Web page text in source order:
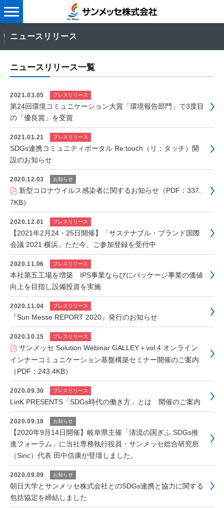
メ
ュ
ー
ニュースリリース
ニュースリリース一覧
2021.03.05 プレスリリース
第24回環境コミュニケーション大賞「環境報告部門」で3度目
の「優良賞」を受賞
2021.01.21 プレスリリース
SDGs連携コミュニティポータル Re:touch（リ：タッチ）開
設のお知らせ
2020.12.03 お知らせ
新型コロナウイルス感染者に関するお知らせ（PDF：337.
7KB）
2020.12.01 プレスリリース
【2021年2月24・25日開催】「サステナブル・ブランド国際
会議 2021 横浜」ただ今、ご参加登録を受付中
2020.11.06 プレスリリース
本社第五工場を増築 IPS事業ならびにパッケージ事業の価値
向上を目指し設備投資を実施
2020.11.04 プレスリリース
『Sun Messe REPORT 2020』発行のお知らせ
2020.10.15 プレスリリース
サンメッセ Solution Webinar GALLEY＋vol.4 オンライン
インナーコミュニケーション基盤構築セミナー開催のご案内
（PDF：243.4KB）
2020.09.30 プレスリリース
LinK PRESENTS「SDGs時代の働き方」とは 開催のご案内
2020.09.18 お知らせ
【2020年9月14日開催】岐阜県主催「清流の国ぎふ SDGs推
進フォーラム」に当社専務執行役員・サンメッセ総合研究所
（Sinc）代表 田中信康が登壇しました。
2020.09.09 お知らせ
朝日大学とサンメッセ株式会社とのSDGs連携と協力に関する
包括協定を締結しました